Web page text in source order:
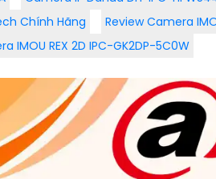
Chính Hãng
Review Camera
IMOU REX 2D IPC-GK2DP-5C0W